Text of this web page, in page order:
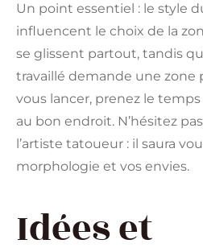
Un point essentiel : le style
influencent le choix de la
se glissent partout, tandis
travaillé demande une zone
vous lancer, prenez le
au bon endroit. N’hésitez
l’artiste tatoueur : il saura
morphologie et vos envies.
Idées et